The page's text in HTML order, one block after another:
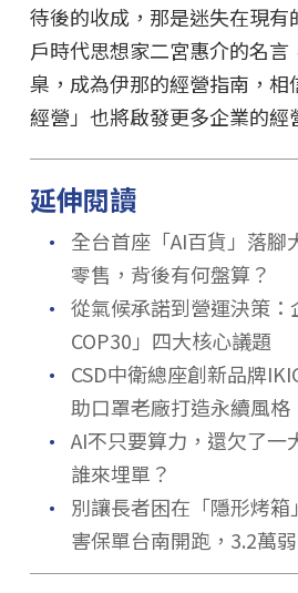
待後的收成，那是迷失在現有
戶時代思想家二宮惠介的名言
臬，成為伊那的經營指南，相
經營」也將啟發更多企業的經
延伸閱讀
．
全台首座「AI百貨」落腳
零售，背後有何盤算？
． 從氣候承諾到營運決策
COP30」四大核心議題
．
CSD中衛總座創新品牌
助口罩老廠打造永續風格
． AI不只要算力，還欠了一
誰來埋單？
．
別讓長者困在「隱形烤
害保單台南開跑，3.2萬